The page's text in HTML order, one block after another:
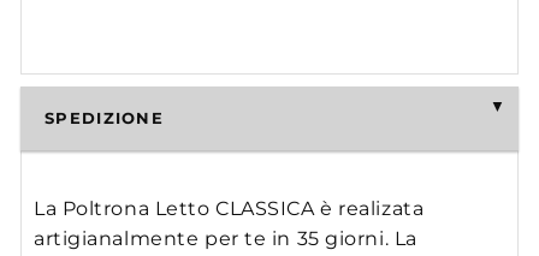
SPEDIZIONE
La Poltrona Letto CLASSICA è realizata
artigianalmente per te in 35 giorni. La